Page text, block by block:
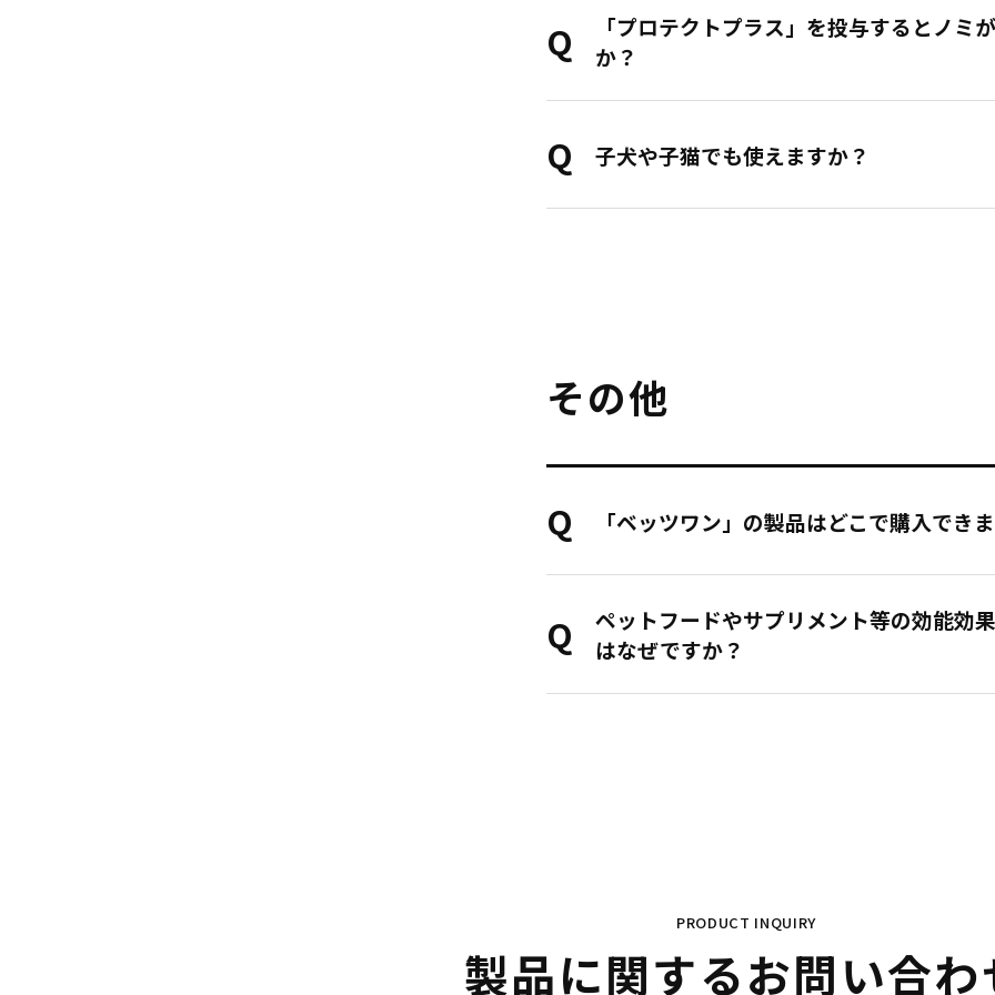
「プロテクトプラス」を投与するとノミ
か？
子犬や子猫でも使えますか？
その他
「ベッツワン」の製品はどこで購入でき
ペットフードやサプリメント等の効能効
はなぜですか？
PRODUCT INQUIRY
製品に関するお問い合わ